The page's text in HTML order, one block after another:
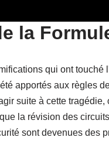
la
qui ont touché
apportés aux règles
suite à cette
la révision des
sont devenues des